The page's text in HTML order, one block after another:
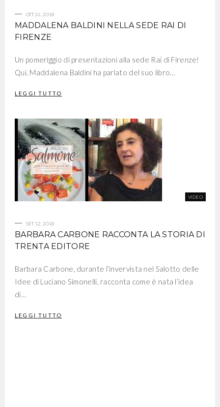
OTT 26, 2018
MADDALENA BALDINI NELLA SEDE RAI DI
FIRENZE
Un pomeriggio di presentazioni alla sede Rai di Firenze!
Qui, Maddalena Baldini ha parlato del suo libro…
LEGGI TUTTO
SET 12, 2018
BARBARA CARBONE RACCONTA LA STORIA DI
TRENTA EDITORE
Barbara Carbone, durante l’invervista nel Salotto delle
Idee di Luciano Simonelli, racconta come è nata l’idea
di…
LEGGI TUTTO